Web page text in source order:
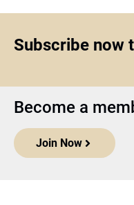
Subscribe now
Become a
Join Now